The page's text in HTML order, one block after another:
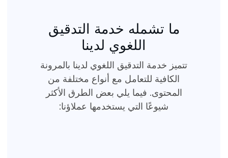
ما تشمله خدمة التدقيق
اللغوي لدينا
تتميز خدمة التدقيق اللغوي لدينا بالمرونة
الكافية للتعامل مع أنواع مختلفة من
المحتوى. فيما يلي بعض الطرق الأكثر
شيوعًا التي يستخدمها عملاؤنا: